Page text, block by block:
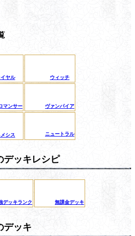
イヤル ウィッチ
マンサー ヴァンパイア
シス ニュートラル
デッキレシピ
デッキランク 無課金デッキ
デッキ